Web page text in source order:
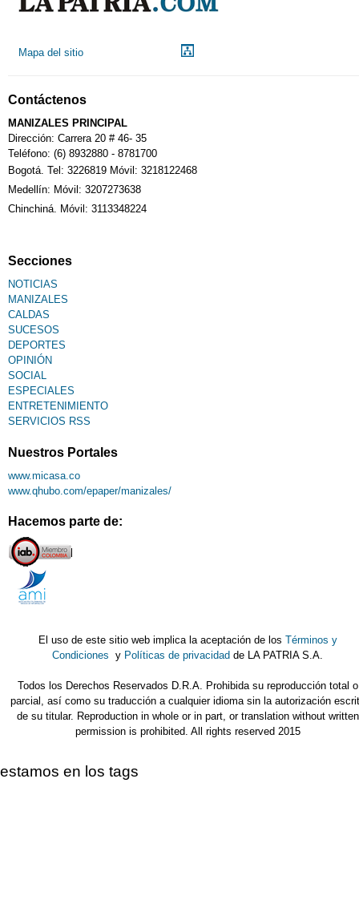
Mapa del sitio
Contáctenos
MANIZALES PRINCIPAL
Dirección: Carrera 20 # 46- 35
Teléfono: (6) 8932880 - 8781700
Bogotá. Tel: 3226819 Móvil: 3218122468
Medellín: Móvil: 3207273638
Chinchiná. Móvil: 3113348224
Secciones
NOTICIAS
MANIZALES
CALDAS
SUCESOS
DEPORTES
OPINIÓN
SOCIAL
ESPECIALES
ENTRETENIMIENTO
SERVICIOS RSS
Nuestros Portales
www.micasa.co
www.qhubo.com/epaper/manizales/
Hacemos parte de:
El uso de este sitio web implica la aceptación de los Términos y
Condiciones y Políticas de privacidad de LA PATRIA S.A.
Todos los Derechos Reservados D.R.A. Prohibida su reproducción total o
parcial, así como su traducción a cualquier idioma sin la autorización
de su titular. Reproduction in whole or in part, or translation without written
permission is prohibited. All rights reserved 2015
estamos en los tags